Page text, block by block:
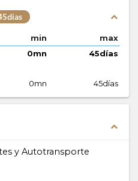
expand_less
min
max
0mn
45días
0mn 45días
expand_less
y Autotransporte